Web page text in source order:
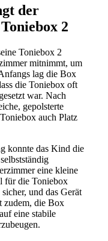
der
2
Toniebox 2
mitnimmt, um
lag die Box
die Toniebox oft
war. Nach
gepolsterte
auch Platz
konnte das Kind die
eine kleine
für die Toniebox
und das Gerät
zudem, die Box
eine stabile